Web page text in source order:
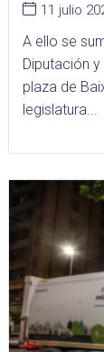
11 julio
A ello se
Diputación
plaza de
legislatura...